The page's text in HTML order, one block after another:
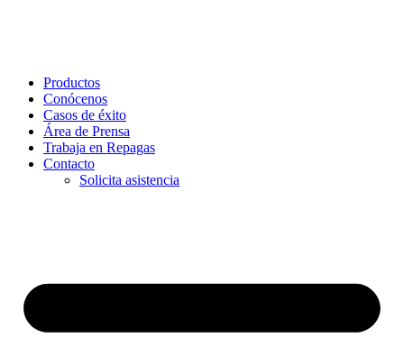
Productos
Conócenos
Casos de éxito
Área de Prensa
Trabaja en Repagas
Contacto
Solicita asistencia